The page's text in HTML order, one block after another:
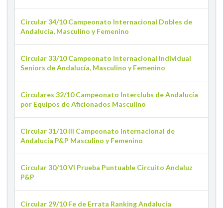
Circular 34/10 Campeonato Internacional Dobles de
Andalucía, Masculino y Femenino
Circular 33/10 Campeonato Internacional Individual
Seniors de Andalucía, Masculino y Femenino
Circulares 32/10 Campeonato Interclubs de Andalucía
por Equipos de Aficionados Masculino
Circular 31/10 III Campeonato Internacional de
Andalucía P&P Masculino y Femenino
Circular 30/10 VI Prueba Puntuable Circuito Andaluz
P&P
Circular 29/10 Fe de Errata Ranking Andalucía